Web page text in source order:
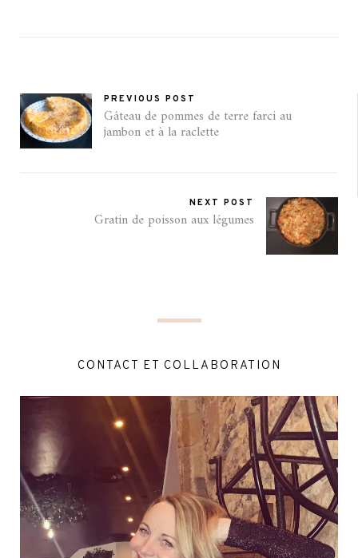
PREVIOUS POST
Gâteau de pommes de terre farci au
jambon et à la raclette
NEXT POST
Gratin de poisson aux légumes
CONTACT ET COLLABORATION